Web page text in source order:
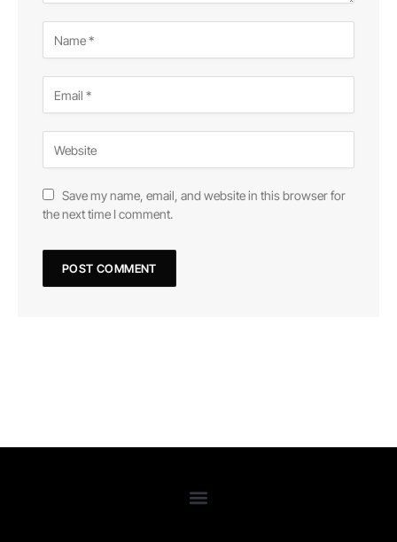
Save my name, email, and website in this browser for
the next time I comment.